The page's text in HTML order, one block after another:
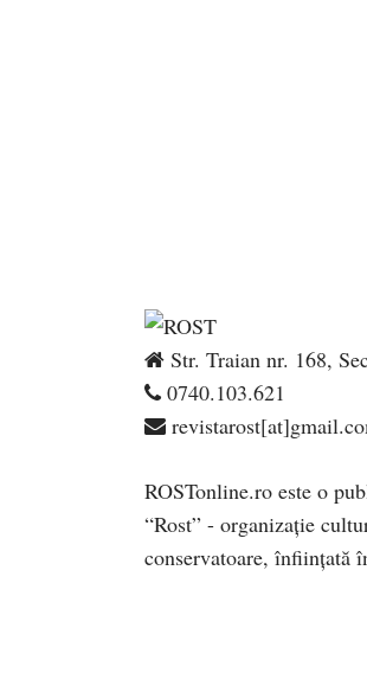
Str. Traian nr. 168,
0740.103.621
ROSTonline.ro este o
“Rost” - organizaţie
conservatoare, înfiinţată